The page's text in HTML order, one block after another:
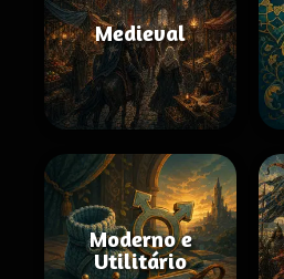
Medieval
Moderno e
Utilitário